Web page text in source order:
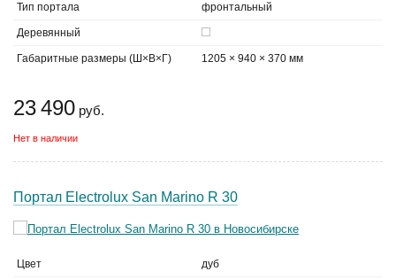
Тип портала фронтальный
Деревянный
Габаритные размеры (Ш×В×Г) 1205 × 940 × 370 мм
23 490 руб.
Нет в наличии
Портал Electrolux San Marino R 30
Цвет дуб